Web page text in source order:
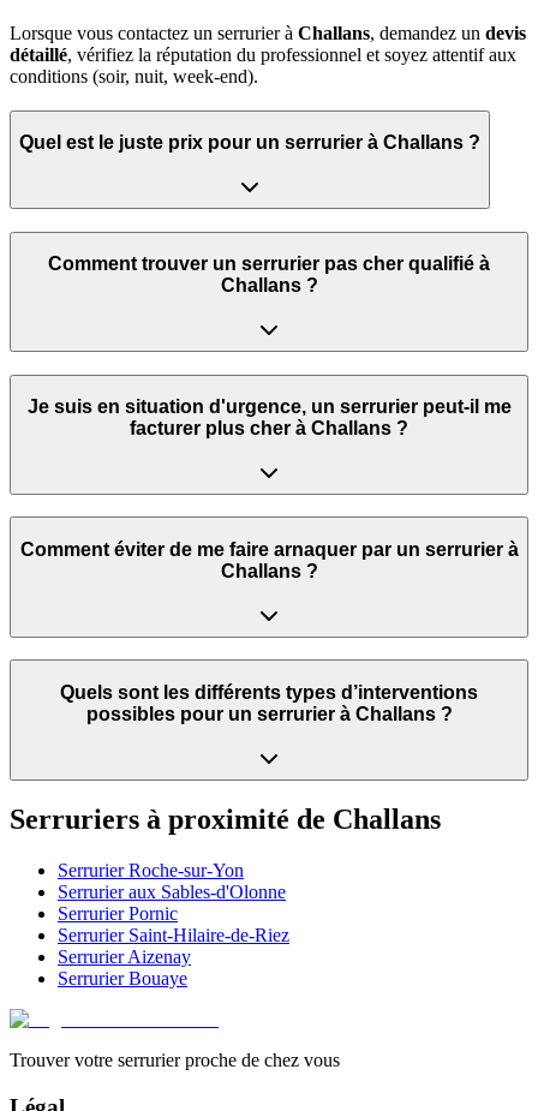
Lorsque vous contactez un serrurier à Challans, demandez un devis
détaillé, vérifiez la réputation du professionnel et soyez attentif aux
conditions (soir, nuit, week‑end).
Quel est le juste prix pour un serrurier à Challans ?
Comment trouver un serrurier pas cher qualifié à
Challans ?
Je suis en situation d'urgence, un serrurier peut‑il me
facturer plus cher à Challans ?
Comment éviter de me faire arnaquer par un serrurier à
Challans ?
Quels sont les différents types d’interventions
possibles pour un serrurier à Challans ?
Serruriers à proximité de Challans
SerrurierRoche-sur-Yon
Serrurieraux Sables-d'Olonne
SerrurierPornic
Serrurier Saint-Hilaire-de-Riez
SerrurierAizenay
SerrurierBouaye
Trouver votre serrurier proche de chez vous